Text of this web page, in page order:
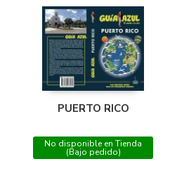
PUERTO RICO
No disponible en Tienda
(Bajo pedido)